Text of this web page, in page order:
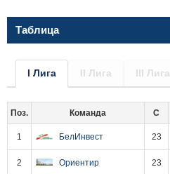
Таблица
I Лига II Лига III Лига
Поз. Команда С
1 БелИнвест 23
2 Ориентир 23